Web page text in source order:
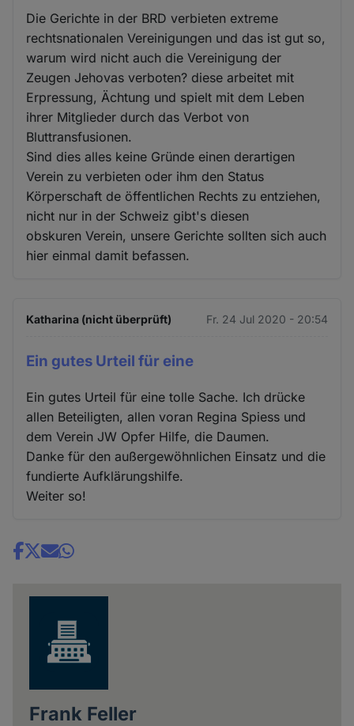
Die Gerichte in der BRD verbieten extreme
rechtsnationalen Vereinigungen und das ist gut so,
warum wird nicht auch die Vereinigung der
Zeugen Jehovas verboten? diese arbeitet mit
Erpressung, Ächtung und spielt mit dem Leben
ihrer Mitglieder durch das Verbot von
Bluttransfusionen.
Sind dies alles keine Gründe einen derartigen
Verein zu verbieten oder ihm den Status
Körperschaft de öffentlichen Rechts zu entziehen,
nicht nur in der Schweiz gibt's diesen
obskuren Verein, unsere Gerichte sollten sich auch
hier einmal damit befassen.
Katharina (nicht überprüft) Fr. 24 Jul 2020 - 20:54
Ein gutes Urteil für eine
Ein gutes Urteil für eine tolle Sache. Ich drücke
allen Beteiligten, allen voran Regina Spiess und
dem Verein JW Opfer Hilfe, die Daumen.
Danke für den außergewöhnlichen Einsatz und die
fundierte Aufklärungshilfe.
Weiter so!
Share
Frank Feller